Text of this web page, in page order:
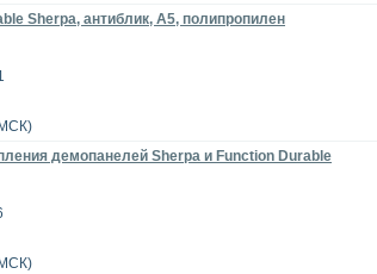
Sherpa, антиблик, A5, полипропилен
демопанелей Sherpa и Function Durable